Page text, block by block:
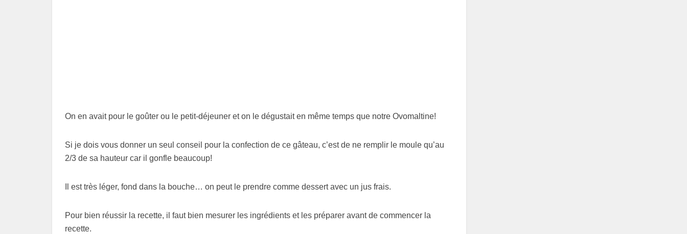
On en avait pour le goûter ou le petit-déjeuner et on le dégustait en même temps que notre Ovomaltine!
Si je dois vous donner un seul conseil pour la confection de ce gâteau, c’est de ne remplir le moule qu’au
2/3 de sa hauteur car il gonfle beaucoup!
Il est très léger, fond dans la bouche… on peut le prendre comme dessert avec un jus frais.
Pour bien réussir la recette, il faut bien mesurer les ingrédients et les préparer avant de commencer la
recette.